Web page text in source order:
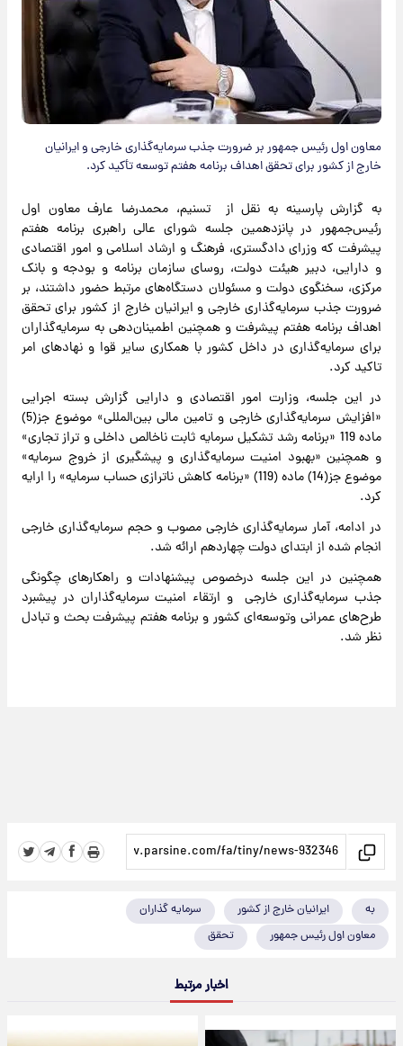
معاون اول رئیس جمهور بر ضرورت جذب سرمایه‌گذاری خارجی و ایرانیان
خارج از کشور برای تحقق اهداف برنامه هفتم توسعه تأکید کرد.
به گزارش پارسینه به نقل از تسنیم، محمدرضا عارف معاون اول
رئیس‌جمهور در پانزدهمین جلسه شورای عالی راهبری برنامه هفتم
پیشرفت که وزرای دادگستری، فرهنگ و ارشاد اسلامی و امور اقتصادی
و دارایی، دبیر هیئت دولت، روسای سازمان برنامه و بودجه و بانک
مرکزی، سخنگوی دولت و مسئولان دستگاه‌های مرتبط حضور داشتند، بر
ضرورت جذب سرمایه‌گذاری خارجی و ایرانیان خارج از کشور برای تحقق
اهداف برنامه هفتم پیشرفت و همچنین اطمینان‌دهی به سرمایه‌گذاران
برای سرمایه‌گذاری در داخل کشور با همکاری سایر قوا و نهادهای امر
تاکید کرد.
در این جلسه، وزارت امور اقتصادی و دارایی گزارش بسته اجرایی
«افزایش سرمایه‌گذاری خارجی و تامین مالی بین‌المللی» موضوع جز(5)
ماده 119 «برنامه رشد تشکیل سرمایه ثابت ناخالص داخلی و تراز تجاری»
و همچنین «بهبود امنیت سرمایه‌گذاری و پیشگیری از خروج سرمایه»
موضوع جز(14) ماده (119) «برنامه کاهش ناترازی حساب سرمایه» را ارایه
کرد.
در ادامه، آمار سرمایه‌گذاری خارجی مصوب و حجم سرمایه‌گذاری خارجی
انجام شده از ابتدای دولت چهاردهم ارائه شد.
همچنین در این جلسه درخصوص پیشنهادات و راهکارهای چگونگی
جذب سرمایه‌گذاری خارجی و ارتقاء امنیت سرمایه‌گذاران در پیشبرد
طرح‌های عمرانی وتوسعه‌ای کشور و برنامه هفتم پیشرفت بحث و تبادل
نظر شد.
به ایرانیان خارج از کشور
سرمایه گذاران
معاون اول رئیس جمهور
تحقق
اخبار مرتبط